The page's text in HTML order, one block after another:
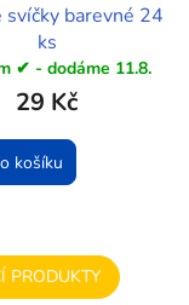
svíčky barevné 24
ks
✔ - dodáme 11.8.
29 Kč
košíku
PRODUKTY